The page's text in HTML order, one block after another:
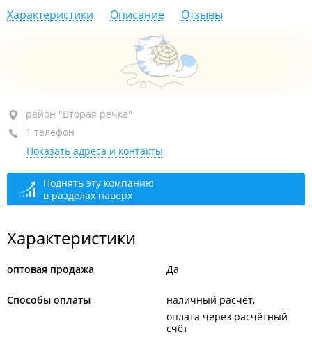
Характеристики Описание Отзывы
район "Вторая речка", ул. Татарская, 1 стр. 3
оф. 214
+7 (423) 265-18-58
сегодня закрыто
район "Вторая речка"
1 телефон
Показать адреса и контакты
Поднять эту компанию
в разделах наверх
Характеристики
оптовая продажа Да
Способы оплаты
наличный расчёт
оплата через расчётный
счёт